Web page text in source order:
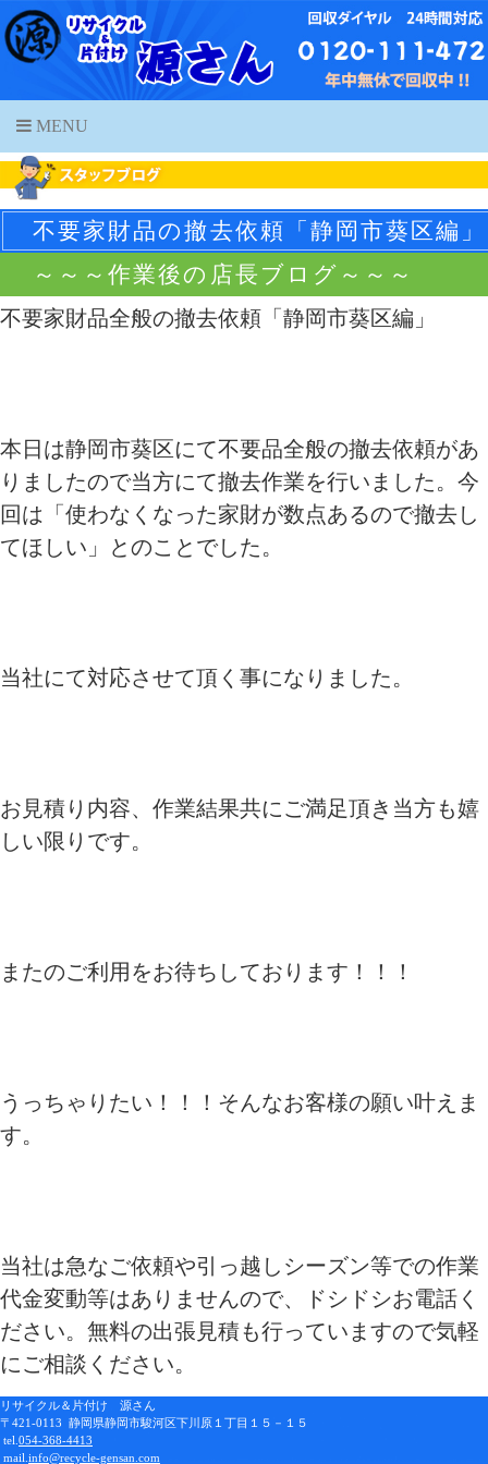
MENU
不要家財品の撤去依頼「静岡市葵区編」
～～～作業後の店長ブログ～～～
不要家財品全般の撤去依頼「静岡市葵区編」
本日は静岡市葵区にて不要品全般の撤去依頼があ
りましたので当方にて撤去作業を行いました。今
回は「使わなくなった家財が数点あるので撤去し
てほしい」とのことでした。
当社にて対応させて頂く事になりました。
お見積り内容、作業結果共にご満足頂き当方も嬉
しい限りです。
またのご利用をお待ちしております！！！
うっちゃりたい！！！そんなお客様の願い叶えま
す。
当社は急なご依頼や引っ越しシーズン等での作業
代金変動等はありませんので、ドシドシお電話く
ださい。無料の出張見積も行っていますので気軽
にご相談ください。
リサイクル＆片付け 源さん
〒421-0113 静岡県静岡市駿河区下川原１丁目１５－１５
tel. 054-368-4413
mail. info@recycle-gensan.com